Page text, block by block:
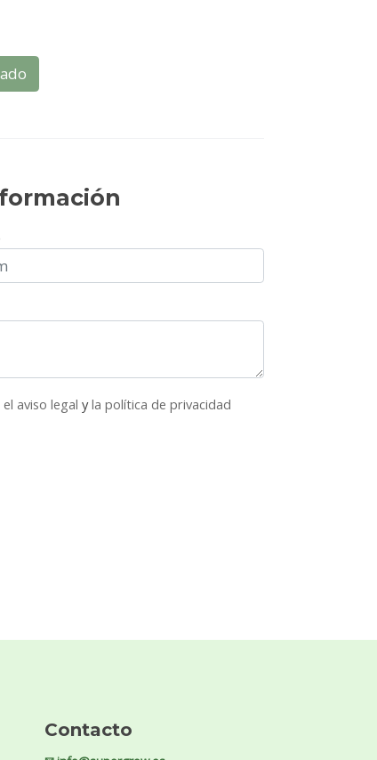
el aviso legal yla política de privacidad
Contacto